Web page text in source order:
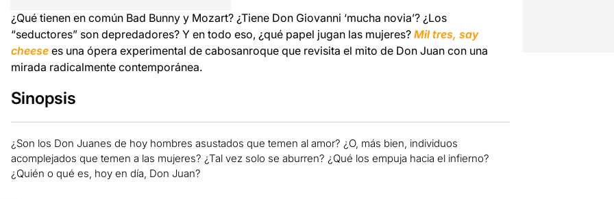
¿Qué tienen en común Bad Bunny y Mozart? ¿Tiene Don Giovanni ‘mucha novia’? ¿Los
“seductores” son depredadores? Y en todo eso, ¿qué papel jugan las mujeres? Mil tres, say
cheese es una ópera experimental de cabosanroque que revisita el mito de Don Juan con una
mirada radicalmente contemporánea.
Sinopsis
¿Son los Don Juanes de hoy hombres asustados que temen al amor? ¿O, más bien, individuos
acomplejados que temen a las mujeres? ¿Tal vez solo se aburren? ¿Qué los empuja hacia el infierno?
¿Quién o qué es, hoy en día, Don Juan?